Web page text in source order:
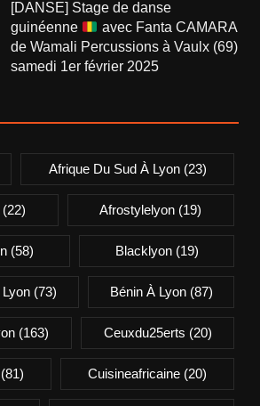
[DANSE] Stage de danse
guinéenne
avec Fanta CAMARA
de Wamali Percussions à Vaulx (69)
samedi 1er février 2025
Afrique Du Sud À Lyon(23)
(22) Afrostylelyon (19)
(58) Blacklyon(19)
(73) Bénin À Lyon(87)
(163) Ceuxdu25erts (20)
Cuisineafricaine (20)